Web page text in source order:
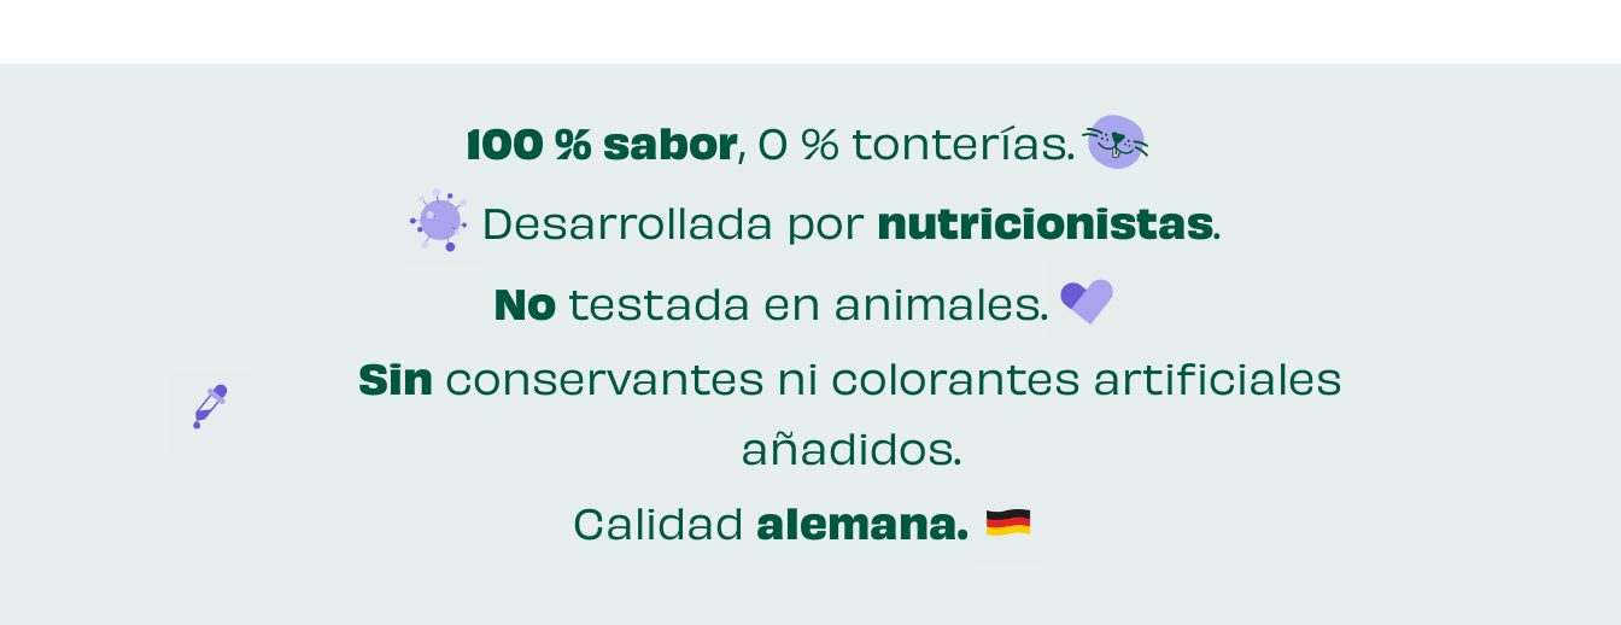
100 % sabor, 0 % tonterías.
Desarrollada por nutricionistas.
Notestada en animales.
Sin conservantes ni colorantes artificiales
añadidos.
Calidad alemana.